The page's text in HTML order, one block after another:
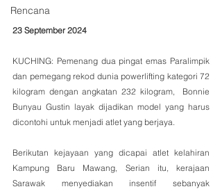
Rencana
23 September 2024
KUCHING: Pemenang dua pingat emas Paralimpik
dan pemegang rekod dunia powerlifting kategori 72
kilogram dengan angkatan 232 kilogram,  Bonnie
Bunyau Gustin layak dijadikan model yang harus
dicontohi untuk menjadi atlet yang berjaya.
Berikutan kejayaan yang dicapai atlet kelahiran
Kampung Baru Mawang, Serian itu, kerajaan
Sarawak menyediakan insentif sebanyak